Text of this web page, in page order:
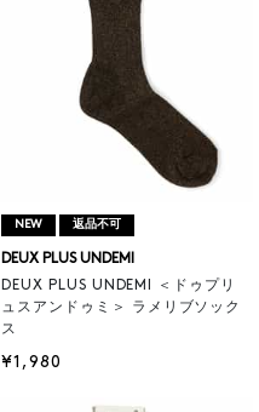
NEW 返品不可
DEUX PLUS UNDEMI
DEUX PLUS UNDEMI ＜ドゥプリ
ュスアンドゥミ＞ ラメリブソック
ス
¥1,980